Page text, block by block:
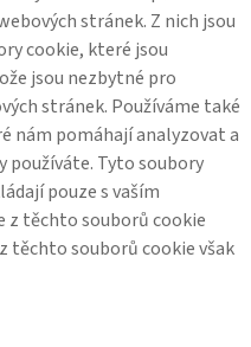
stránek. Z nich jsou
cookie, které jsou
jsou nezbytné pro
stránek. Používáme také
nám pomáhají analyzovat a
Tyto soubory
pouze s vaším
z těchto souborů cookie
těchto souborů cookie však